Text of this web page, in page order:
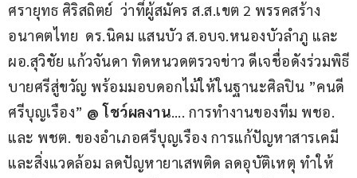
ศรายุทธ ศิริสถิตย์  ว่าที่ผู้สมัคร ส.ส.เขต 2 พรรคสร้าง
อนาคตไทย  ดร.นิคม แสนบัว ส.อบจ.หนองบัวลำภู และ
ผอ.สุวิชัย แก้วจันดา ทิดหนวดตรวจข่าว ดีเจชื่อดังร่วมพิธี
บายศรีสู่ขวัญ พร้อมมอบดอกไม้ให้ในฐานะศิลปิน ”คนดี
ศรีบุญเรือง” @ โชว์ผลงาน…. การทำงานของทีม พชอ.
และ พชต. ของอำเภอศรีบุญเรือง การแก้ปัญหาสารเคมี
และสิ่งแวดล้อม ลดปัญหายาเสพติด ลดอุบัติเหตุ ทำให้